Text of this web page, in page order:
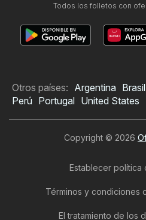
Todos los folletos con
Otros países: Argentina Brasil
Perú Portugal United States
Copyright © 2026
Establecer política
Términos y condiciones
El tratamiento de los